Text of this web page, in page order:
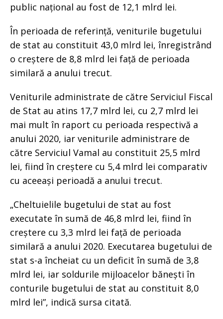
public național au fost de 12,1 mlrd lei.
În perioada de referință, veniturile bugetului
de stat au constituit 43,0 mlrd lei, înregistrând
o creștere de 8,8 mlrd lei față de perioada
similară a anului trecut.
Veniturile administrate de către Serviciul Fiscal
de Stat au atins 17,7 mlrd lei, cu 2,7 mlrd lei
mai mult în raport cu perioada respectivă a
anului 2020, iar veniturile administrare de
către Serviciul Vamal au constituit 25,5 mlrd
lei, fiind în creștere cu 5,4 mlrd lei comparativ
cu aceeași perioadă a anului trecut.
„Cheltuielile bugetului de stat au fost
executate în sumă de 46,8 mlrd lei, fiind în
creștere cu 3,3 mlrd lei față de perioada
similară a anului 2020. Executarea bugetului de
stat s-a încheiat cu un deficit în sumă de 3,8
mlrd lei, iar soldurile mijloacelor bănești în
conturile bugetului de stat au constituit 8,0
mlrd lei”, indică sursa citată.